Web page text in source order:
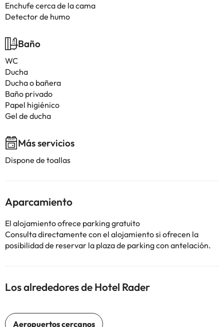
Enchufe cerca de la cama
Detector de humo
Baño
WC
Ducha
Ducha o bañera
Baño privado
Papel higiénico
Gel de ducha
Más servicios
Dispone de toallas
Aparcamiento
El alojamiento ofrece parking gratuito
Consulta directamente con el alojamiento si ofrecen la
posibilidad de reservar la plaza de parking con antelación.
Los alrededores de Hotel Rader